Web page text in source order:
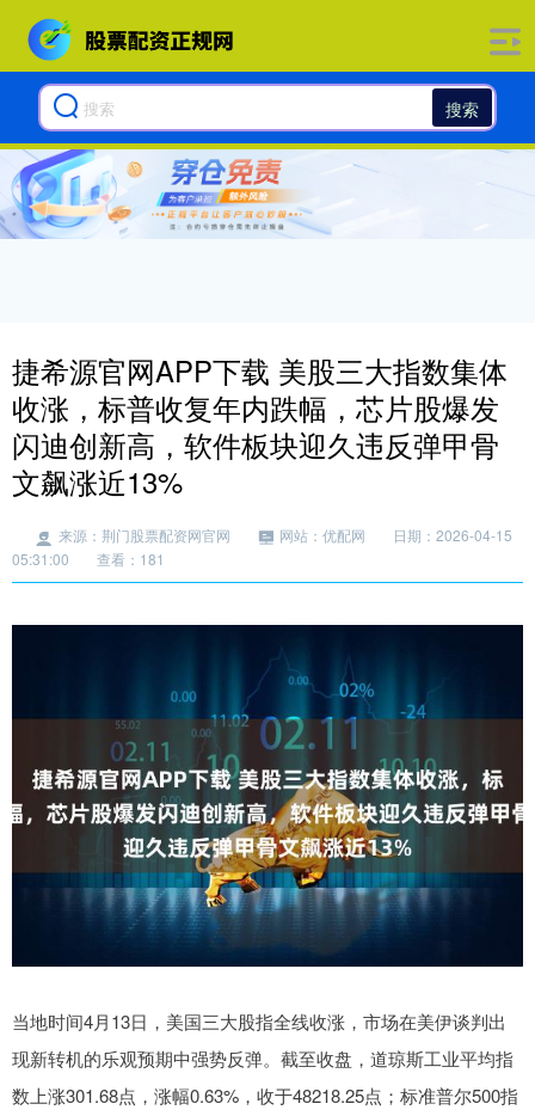
搜索
捷希源官网APP下载 美股三大指数集体
收涨，标普收复年内跌幅，芯片股爆发
闪迪创新高，软件板块迎久违反弹甲骨
文飙涨近13%
来源：荆门股票配资网官网 网站：优配网
日期：2026-04-15
05:31:00
查看：181
当地时间4月13日，美国三大股指全线收涨，市场在美伊谈判出
现新转机的乐观预期中强势反弹。截至收盘，道琼斯工业平均指
数上涨301.68点，涨幅0.63%，收于48218.25点；标准普尔500指